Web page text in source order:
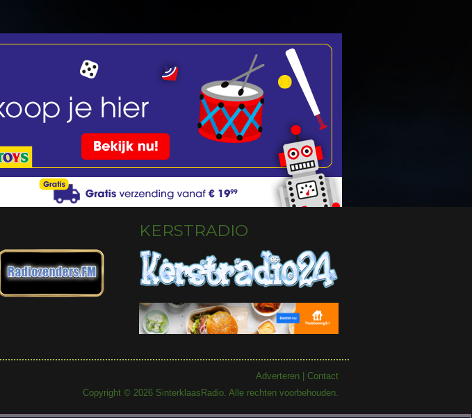
KERSTRADIO
Adverteren
Contact
Copyright © 2026 SinterklaasRadio. Alle rechten voorbehouden.